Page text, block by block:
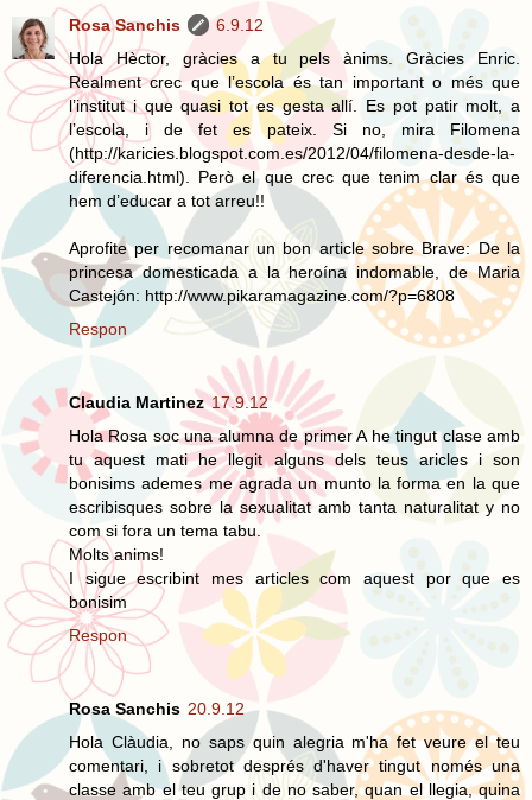
Rosa Sanchis
6.9.12
Hola Hèctor, gràcies a tu pels ànims. Gràcies Enric.
Realment crec que l’escola és tan important o més que
l’institut i que quasi tot es gesta allí. Es pot patir molt, a
l’escola, i de fet es pateix. Si no, mira Filomena
(http://karicies.blogspot.com.es/2012/04/filomena-desde-la-
diferencia.html). Però el que crec que tenim clar és que
hem d’educar a tot arreu!!
Aprofite per recomanar un bon article sobre Brave: De la
princesa domesticada a la heroína indomable, de Maria
Castejón: http://www.pikaramagazine.com/?p=6808
Respon
Claudia Martinez 17.9.12
Hola Rosa soc una alumna de primer A he tingut clase amb
tu aquest mati he llegit alguns dels teus aricles i son
bonisims ademes me agrada un munto la forma en la que
escribisques sobre la sexualitat amb tanta naturalitat y no
com si fora un tema tabu.
Molts anims!
I sigue escribint mes articles com aquest por que es
bonisim
Respon
Rosa Sanchis 20.9.12
Hola Clàudia, no saps quin alegria m'ha fet veure el teu
comentari, i sobretot després d'haver tingut només una
classe amb el teu grup i de no saber, quan el llegia, quina